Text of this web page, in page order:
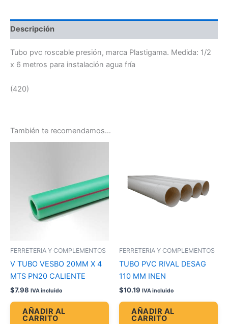
Descripción
Tubo pvc roscable presión, marca Plastigama. Medida: 1/2
x 6 metros para instalación agua fría
(420)
También te recomendamos…
FERRETERIA Y COMPLEMENTOS
V TUBO VESBO 20MM X 4
MTS PN20 CALIENTE
$7.98 IVA incluido
AÑADIR AL
CARRITO
FERRETERIA Y COMPLEMENTOS
TUBO PVC RIVAL DESAG
110 MM INEN
$10.19 IVA incluido
AÑADIR AL
CARRITO